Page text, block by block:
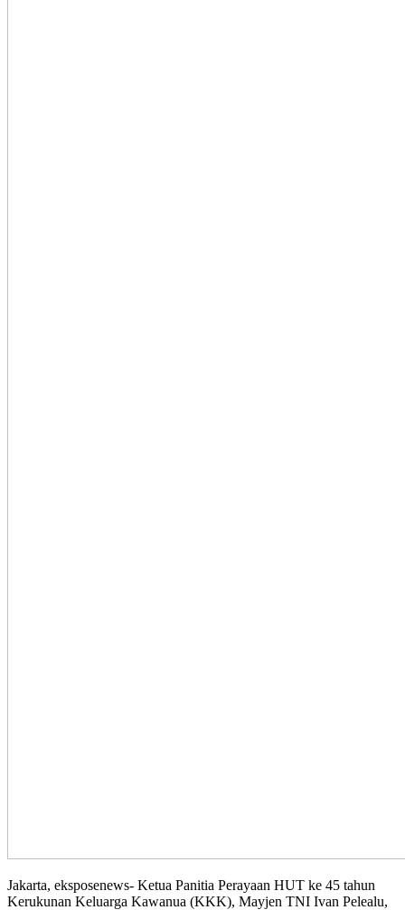
Jakarta, eksposenews- Ketua Panitia Perayaan HUT ke 45 tahun
Kerukunan Keluarga Kawanua (KKK), Mayjen TNI Ivan Pelealu,